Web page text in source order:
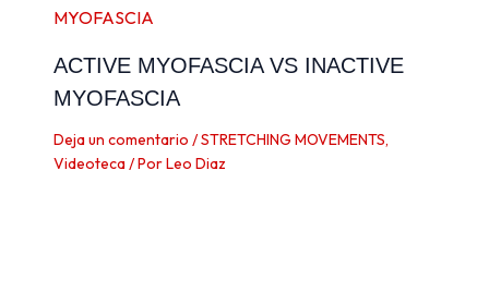
ACTIVE MYOFASCIA VS INACTIVE
MYOFASCIA
Deja un comentario /STRETCHING MOVEMENTS,
Videoteca/ PorLeo Diaz